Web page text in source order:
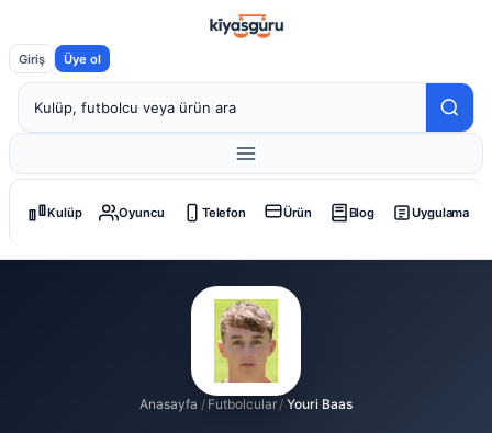
Giriş Üye ol
Kulüp Oyuncu Telefon Ürün Blog Uygulama
Anasayfa / Futbolcular / Youri Baas